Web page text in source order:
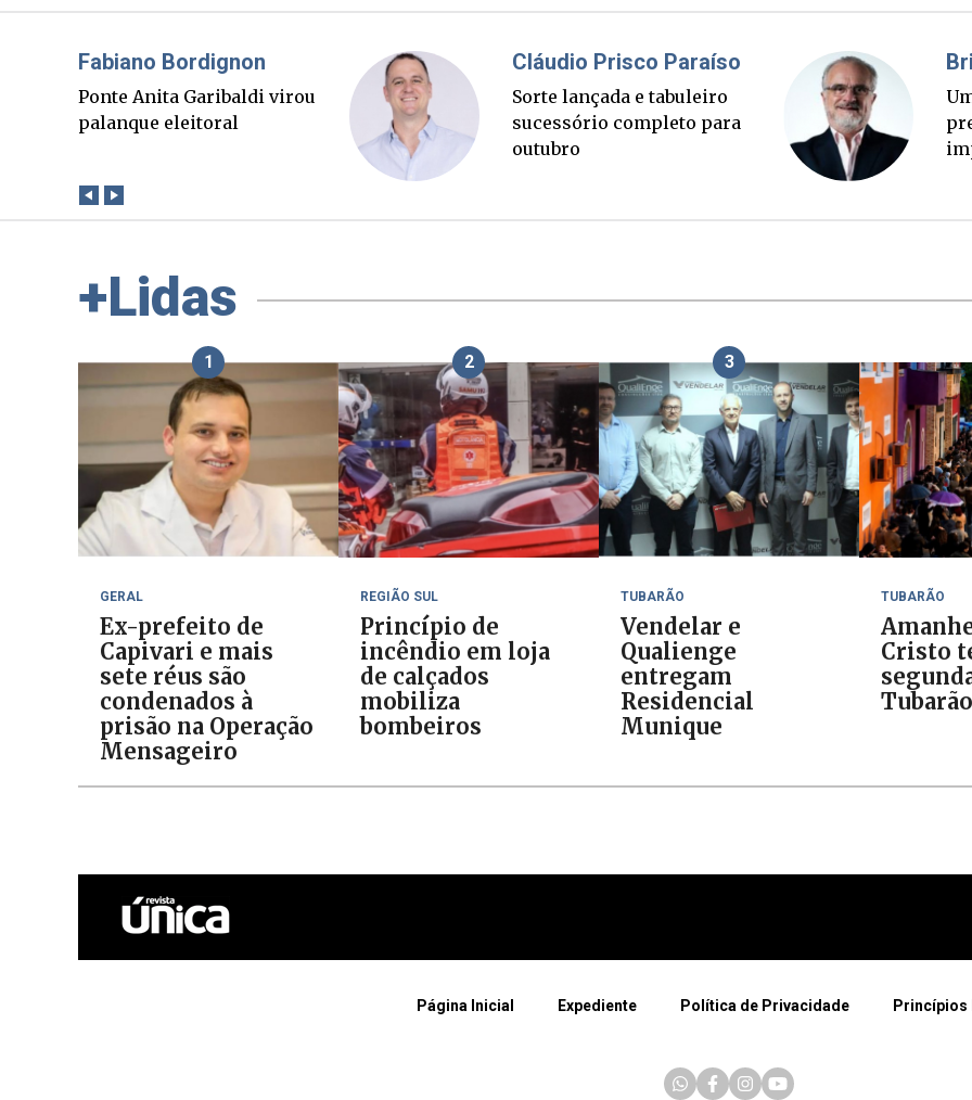
Um banqueiro, três
presidentes e o alvo da
Misael Elias
O Boato corre mais rápido
que a verdade. Mas quem
paga a conta?
Fabiano
Ponte
palanque
+Lidas
1
GERAL
Ex-prefeito de
Capivari e mais
sete réus são
condenados à
prisão na Operação
Mensageiro
2
REGIÃO SUL
Princípio de
incêndio em loja
de calçados
mobiliza
bombeiros
3
TUBARÃO
Vendelar e
Qualienge
entregam
Residencial
Munique
TUBARÃO
Cristo
Tubarão
Página Inicial Expediente Política de Privacidade Princípios